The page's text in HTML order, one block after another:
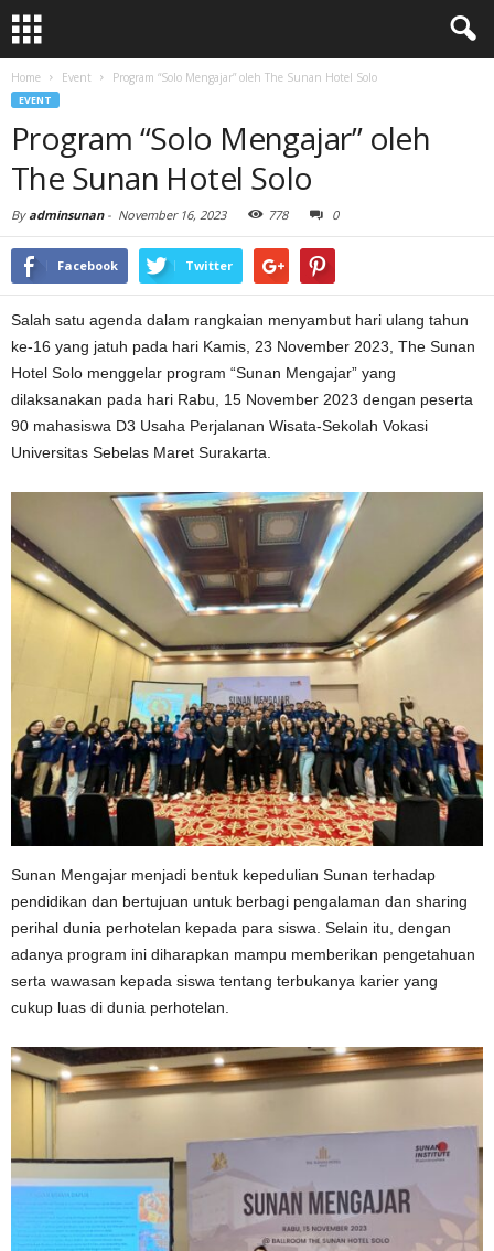
Home Event Program “Solo Mengajar” oleh The Sunan Hotel Solo
EVENT
Program “Solo Mengajar” oleh
The Sunan Hotel Solo
Byadminsunan- November 16, 2023 778 0
Facebook Twitter
Salah satu agenda dalam rangkaian menyambut hari ulang tahun
ke-16 yang jatuh pada hari Kamis, 23 November 2023, The Sunan
Hotel Solo menggelar program “Sunan Mengajar” yang
dilaksanakan pada hari Rabu, 15 November 2023 dengan peserta
90 mahasiswa D3 Usaha Perjalanan Wisata-Sekolah Vokasi
Universitas Sebelas Maret Surakarta.
Sunan Mengajar menjadi bentuk kepedulian Sunan terhadap
pendidikan dan bertujuan untuk berbagi pengalaman dan sharing
perihal dunia perhotelan kepada para siswa. Selain itu, dengan
adanya program ini diharapkan mampu memberikan pengetahuan
serta wawasan kepada siswa tentang terbukanya karier yang
cukup luas di dunia perhotelan.